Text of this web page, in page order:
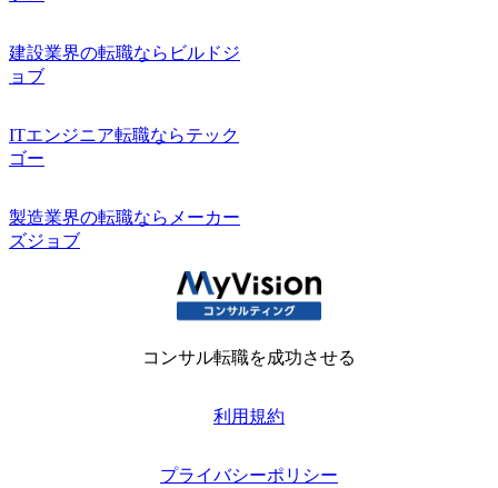
建設業界の転職ならビルドジ
ョブ
ITエンジニア転職ならテック
ゴー
製造業界の転職ならメーカー
ズジョブ
コンサル転職を成功させる
利用規約
プライバシーポリシー